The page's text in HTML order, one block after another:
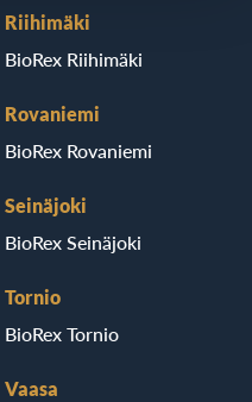
Riihimäki
BioRex Riihimäki
Rovaniemi
BioRex Rovaniemi
Seinäjoki
BioRex Seinäjoki
Tornio
BioRex Tornio
Vaasa